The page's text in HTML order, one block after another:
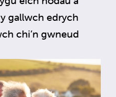
gallwch edrych
chi’n gwneud